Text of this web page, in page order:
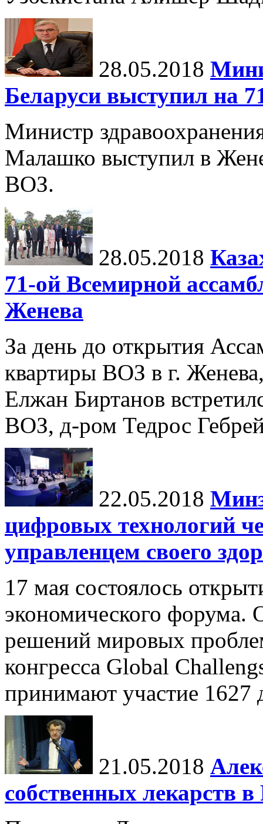
28.05.2018
Беларуси выступил на
Министр
Малашко выступил в
ВОЗ.
28.05.2018
71-ой Всемирной
Женева
За день до открытия
квартиры ВОЗ в г.
Елжан Биртанов
ВОЗ, д-ром Тедрос
22.05.2018
цифровых технологий
управленцем своего
17 мая состоялось
экономического форума.
решений мировых
конгресса Global
принимают участие 1627
21.05.2018
собственных лекарств